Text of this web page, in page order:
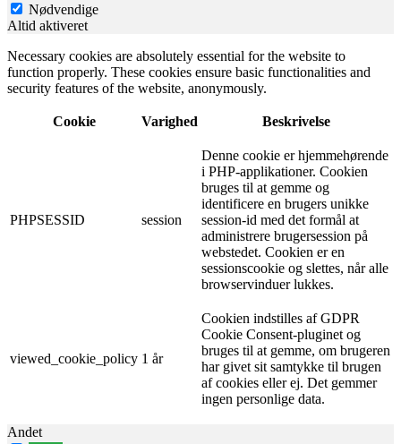
Nødvendige
Altid aktiveret
Necessary cookies are absolutely essential for the website to
function properly. These cookies ensure basic functionalities and
security features of the website, anonymously.
Cookie Varighed Beskrivelse
PHPSESSID session
Denne cookie er hjemmehørende
i PHP-applikationer. Cookien
bruges til at gemme og
identificere en brugers unikke
session-id med det formål at
administrere brugersession på
webstedet. Cookien er en
sessionscookie og slettes, når alle
browservinduer lukkes.
viewed_cookie_policy 1 år
Cookien indstilles af GDPR
Cookie Consent-pluginet og
bruges til at gemme, om brugeren
har givet sit samtykke til brugen
af ​​cookies eller ej. Det gemmer
ingen personlige data.
Andet